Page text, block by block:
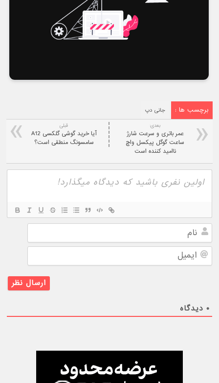
برچسب ها : جانی دپ
قبلی
آیا خرید گوشی گلکسی A12
سامسونگ منطقی است؟
بعدی:
عمر باتری و سرعت شارژ
ساعت گوگل پیکسل واچ
ناامید کننده است
نام
ایمیل
۰ دیدگاه